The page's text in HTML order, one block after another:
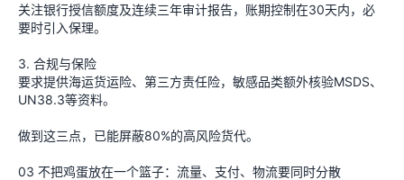
关注银行授信额度及连续三年审计报告，账期控制在30天内，必
要时引入保理。
3. 合规与保险
要求提供海运货运险、第三方责任险，敏感品类额外核验MSDS、
UN38.3等资料。
做到这三点，已能屏蔽80%的高风险货代。
03 不把鸡蛋放在一个篮子：流量、支付、物流要同时分散